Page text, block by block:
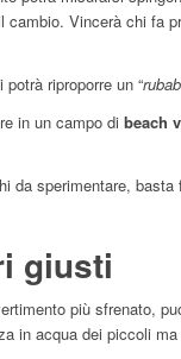
cambio. Vincerà chi fa
riproporre un “
in un campo di beach
da sperimentare,
giusti
più sfrenato,
in acqua dei piccoli